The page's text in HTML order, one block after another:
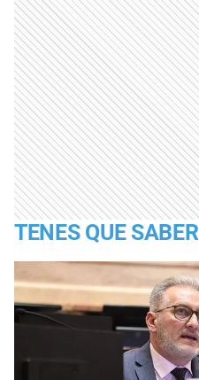
TENES QUE SABER